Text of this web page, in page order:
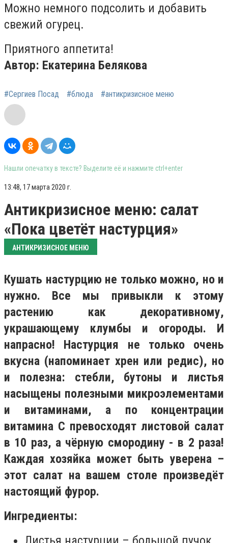
Можно немного подсолить и добавить
свежий огурец.
Приятного аппетита!
Автор: Екатерина Белякова
#Сергиев Посад #блюда #антикризисное меню
Нашли опечатку в тексте? Выделите её и нажмите ctrl+enter
13:48, 17 марта 2020 г.
Антикризисное меню: салат
«Пока цветёт настурция»
АНТИКРИЗИСНОЕ МЕНЮ
Кушать настурцию не только можно, но и
нужно. Все мы привыкли к этому
растению как декоративному,
украшающему клумбы и огороды. И
напрасно! Настурция не только очень
вкусна (напоминает хрен или редис), но
и полезна: стебли, бутоны и листья
насыщены полезными микроэлементами
и витаминами, а по концентрации
витамина С превосходят листовой салат
в 10 раз, а чёрную смородину - в 2 раза!
Каждая хозяйка может быть уверена –
этот салат на вашем столе произведёт
настоящий фурор.
Ингредиенты: